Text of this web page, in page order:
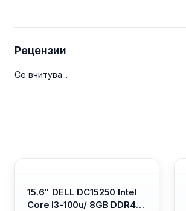
Рецензии
Се вчитува...
15.6" DELL DC15250 Intel
Core I3-100u/ 8GB DDR4/